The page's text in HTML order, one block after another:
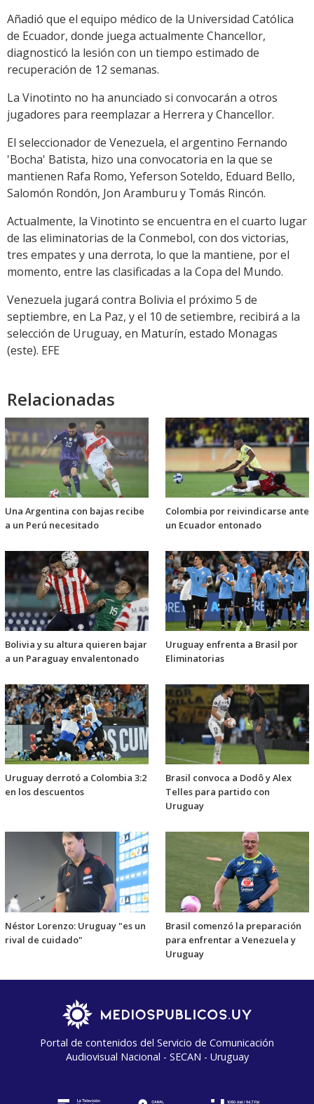
Añadió que el equipo médico de la Universidad Católica
de Ecuador, donde juega actualmente Chancellor,
diagnosticó la lesión con un tiempo estimado de
recuperación de 12 semanas.
La Vinotinto no ha anunciado si convocarán a otros
jugadores para reemplazar a Herrera y Chancellor.
El seleccionador de Venezuela, el argentino Fernando
'Bocha' Batista, hizo una convocatoria en la que se
mantienen Rafa Romo, Yeferson Soteldo, Eduard Bello,
Salomón Rondón, Jon Aramburu y Tomás Rincón.
Actualmente, la Vinotinto se encuentra en el cuarto lugar
de las eliminatorias de la Conmebol, con dos victorias,
tres empates y una derrota, lo que la mantiene, por el
momento, entre las clasificadas a la Copa del Mundo.
Venezuela jugará contra Bolivia el próximo 5 de
septiembre, en La Paz, y el 10 de setiembre, recibirá a la
selección de Uruguay, en Maturín, estado Monagas
(este). EFE
Relacionadas
Una Argentina con bajas recibe
a un Perú necesitado
Colombia por reivindicarse ante
un Ecuador entonado
Bolivia y su altura quieren bajar
a un Paraguay envalentonado
Uruguay enfrenta a Brasil por
Eliminatorias
Uruguay derrotó a Colombia 3:2
en los descuentos
Brasil convoca a Dodô y Alex
Telles para partido con
Uruguay
Néstor Lorenzo: Uruguay "es un
rival de cuidado"
Brasil comenzó la preparación
para enfrentar a Venezuela y
Uruguay
Portal de contenidos del Servicio de Comunicación
Audiovisual Nacional - SECAN - Uruguay